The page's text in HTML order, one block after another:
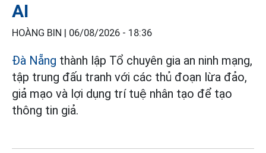
AI
HOÀNG BIN | 06/08/2026 - 18:36
Đà Nẵng thành lập Tổ chuyên gia an ninh mạng,
tập trung đấu tranh với các thủ đoạn lừa đảo,
giả mạo và lợi dụng trí tuệ nhân tạo để tạo
thông tin giả.